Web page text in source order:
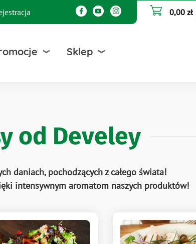
0,00 zł
Sklep
od Develey
daniach, pochodzących z całego świata!
intensywnym aromatom naszych produktów!